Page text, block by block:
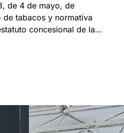
de 4 de mayo, de
de tabacos y normativa
concesional de la…